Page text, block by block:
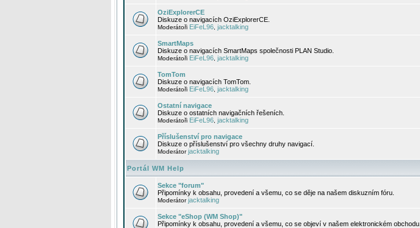
OziExplorerCE
Diskuze o navigacích OziExplorerCE.
Moderátoři EiFeL96 jacktalking
SmartMaps
Diskuze o navigacích SmartMaps společnosti PLAN Studio.
Moderátoři EiFeL96 jacktalking
TomTom
Diskuze o navigacích TomTom.
Moderátoři EiFeL96 jacktalking
Ostatní navigace
Diskuze o ostatních navigačních řešeních.
Moderátoři EiFeL96 jacktalking
Příslušenství pro navigace
Diskuze o příslušenství pro všechny druhy navigací.
Moderátorjacktalking
Portál WM Help
Sekce "forum"
Připomínky k obsahu, provedení a všemu, co se děje na našem diskuzním fóru.
Moderátorjacktalking
Sekce "eShop (WM Shop)"
Připomínky k obsahu, provedení a všemu, co se objeví v našem elektronickém obchodu.